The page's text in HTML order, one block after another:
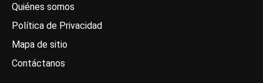
Quiénes somos
Política de Privacidad
Mapa de sitio
Contáctanos